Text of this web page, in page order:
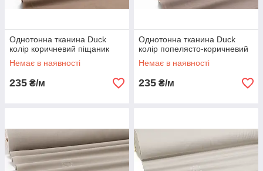
Однотонна тканина Duck
колір коричневий піщаник
Немає в наявності
235 ₴/м
Однотонна тканина Duck
колір попелясто-коричневий
Немає в наявності
235 ₴/м